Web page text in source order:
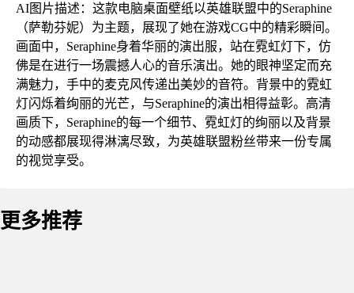
AI图片描述：这款电脑桌面壁纸以英雄联盟中的Seraphine
（萨勒芬妮）为主题，展现了她在游戏CG中的精彩瞬间。
画面中，Seraphine身着华丽的演出服，站在霓虹灯下，仿
佛是在进行一场震撼人心的音乐演出。她的眼神坚定而充
满魅力，手中的麦克风传递出美妙的音符。背景中的霓虹
灯闪烁着绚丽的光芒，与Seraphine的演出相得益彰。高清
画质下，Seraphine的每一个细节、霓虹灯的绚丽以及背景
的动感都展现得淋漓尽致，为英雄联盟粉丝带来一份专属
的视觉享受。
更多推荐